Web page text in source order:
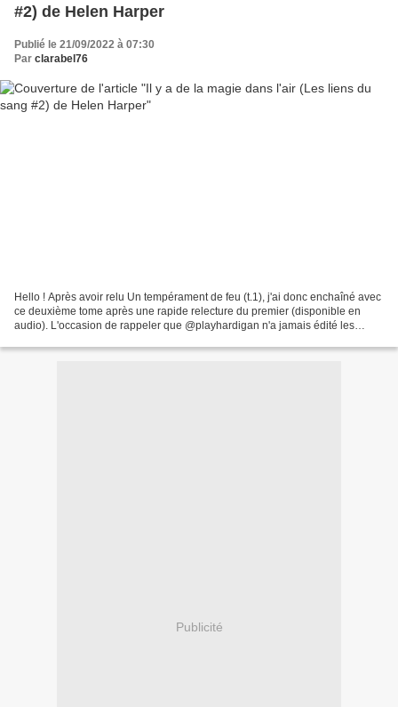
#2) de Helen Harper
Publié le 21/09/2022 à 07:30
Par clarabel76
Hello ! Après avoir relu Un tempérament de feu (t.1), j'ai donc enchaîné avec
ce deuxième tome après une rapide relecture du premier (disponible en
audio). L'occasion de rappeler que @playhardigan n'a jamais édité les
Publicité